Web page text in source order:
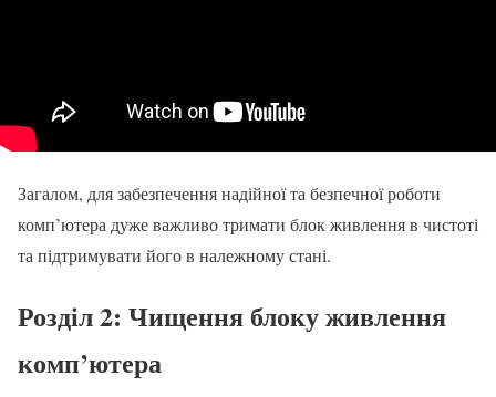
Загалом, для забезпечення надійної та безпечної роботи
комп’ютера дуже важливо тримати блок живлення в чистоті
та підтримувати його в належному стані.
Розділ 2: Чищення блоку живлення
комп’ютера